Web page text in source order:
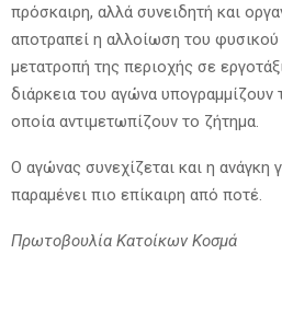
πρόσκαιρη, αλλά συνειδητή και
αποτραπεί η αλλοίωση του φυσικού
μετατροπή της περιοχής σε
διάρκεια του αγώνα υπογραμμίζουν
οποία αντιμετωπίζουν το ζήτημα.
Ο αγώνας συνεχίζεται και η ανάγκη
παραμένει πιο επίκαιρη από ποτέ.
Πρωτοβουλία Κατοίκων Κοσμά